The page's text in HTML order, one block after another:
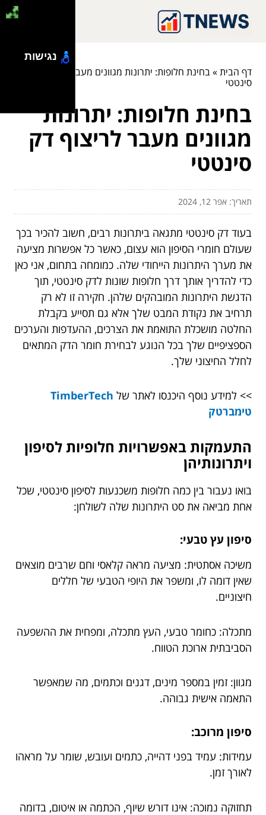
דף הבית»בחינת חלופות: יתרונות מגוונים מעבר לריצוף דק
סינטטי
בחינת חלופות: יתרונות
מגוונים מעבר לריצוף דק
סינטטי
תאריך: אפר 12, 2024
בעוד דק סינטטי מתגאה ביתרונות רבים, חשוב להכיר בכך
שעולם חומרי הסיפון הוא עצום, כאשר כל אפשרות מציעה
את מערך היתרונות הייחודי שלה. כמומחה בתחום, אני כאן
כדי להדריך אותך דרך חלופות שונות לדק סינטטי, תוך
הדגשת היתרונות המובהקים שלהן. חקירה זו לא רק
תרחיב את נקודת המבט שלך אלא גם תסייע בקבלת
החלטה מושכלת התואמת את הצרכים, ההעדפות והערכים
הספציפיים שלך בכל הנוגע לבחירת חומר הדק המתאים
לחלל החיצוני שלך.
>> למידע נוסף היכנסו לאתר של TimberTech
טימברטק
התעמקות באפשרויות חלופיות לסיפון
ויתרונותיהן
בואו נעבור בין כמה חלופות משכנעות לסיפון סינטטי, שכל
אחת מביאה את סט היתרונות שלה לשולחן:
סיפון עץ טבעי:
משיכה אסתטית: מציעה מראה קלאסי וחם שרבים מוצאים
שאין דומה לו, ומשפר את היופי הטבעי של חללים
חיצוניים.
מתכלה: כחומר טבעי, העץ מתכלה, ומפחית את ההשפעה
הסביבתית ארוכת הטווח.
מגוון: זמין במספר מינים, דגנים וכתמים, מה שמאפשר
התאמה אישית גבוהה.
סיפון מרוכב:
עמידות: עמיד בפני דהייה, כתמים ועובש, שומר על מראהו
לאורך זמן.
תחזוקה נמוכה: אינו דורש שיוף, הכתמה או איטום, בדומה
נגישות